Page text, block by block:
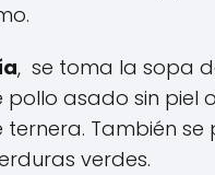
, se toma la sopa
asado sin piel
También se
verdes.